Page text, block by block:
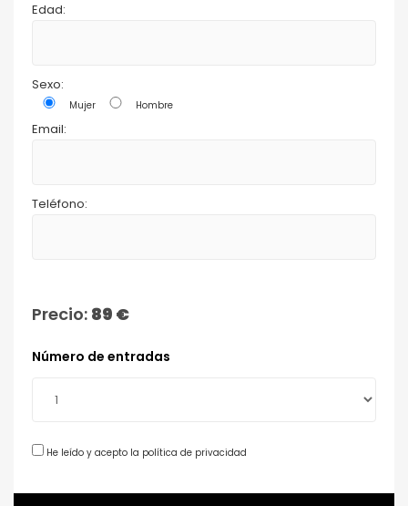
Edad:
Sexo:
Mujer Hombre
Email:
Teléfono:
Precio: 89 €
Número de entradas
He leído y acepto la política de privacidad